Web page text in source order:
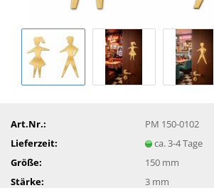
Art.Nr.:
PM 150-0102
Lieferzeit:
ca. 3-4 Tage
Größe:
150 mm
Stärke:
3 mm